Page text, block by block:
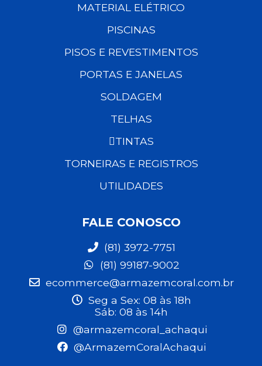
MATERIAL ELÉTRICO
PISCINAS
PISOS E REVESTIMENTOS
PORTAS E JANELAS
SOLDAGEM
TELHAS
TINTAS
TORNEIRAS E REGISTROS
UTILIDADES
FALE CONOSCO
(81) 3972-7751
(81) 99187-9002
ecommerce@armazemcoral.com.br
Seg a Sex: 08 às 18h
Sáb: 08 às 14h
@armazemcoral_achaqui
@ArmazemCoralAchaqui